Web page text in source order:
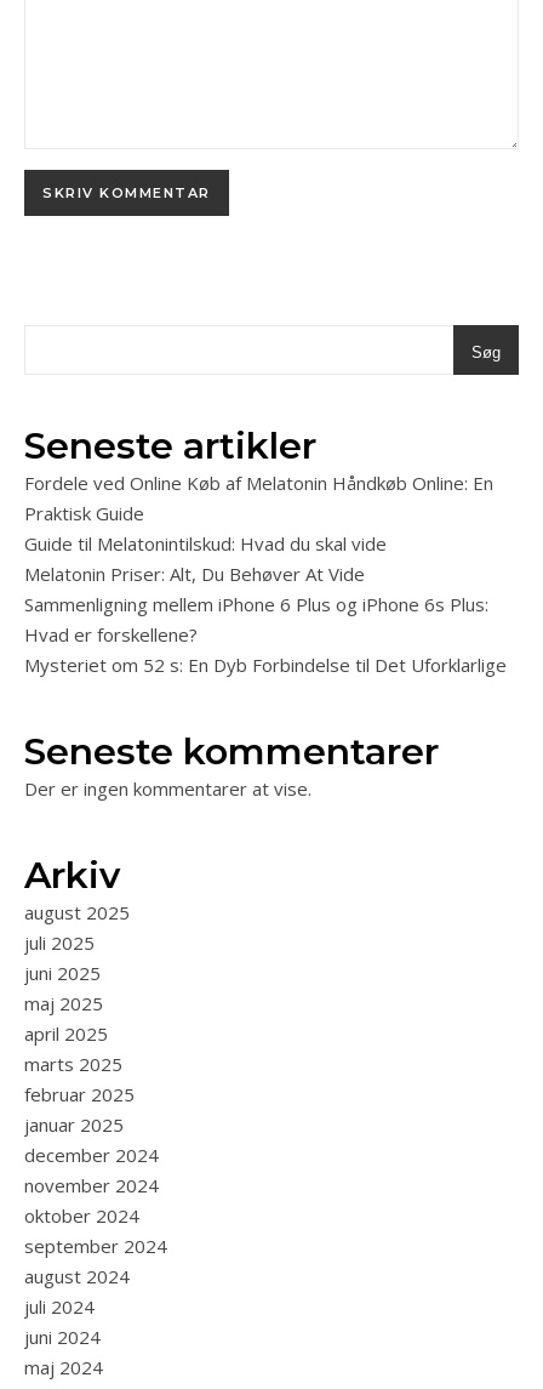
Søg
Seneste artikler
Fordele ved Online Køb af Melatonin Håndkøb Online: En
Praktisk Guide
Guide til Melatonintilskud: Hvad du skal vide
Melatonin Priser: Alt, Du Behøver At Vide
Sammenligning mellem iPhone 6 Plus og iPhone 6s Plus:
Hvad er forskellene?
Mysteriet om 52 s: En Dyb Forbindelse til Det Uforklarlige
Seneste kommentarer
Der er ingen kommentarer at vise.
Arkiv
august 2025
juli 2025
juni 2025
maj 2025
april 2025
marts 2025
februar 2025
januar 2025
december 2024
november 2024
oktober 2024
september 2024
august 2024
juli 2024
juni 2024
maj 2024